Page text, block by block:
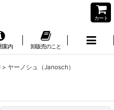
カート
案内 卸販売のこと
> ヤーノシュ（Janosch）